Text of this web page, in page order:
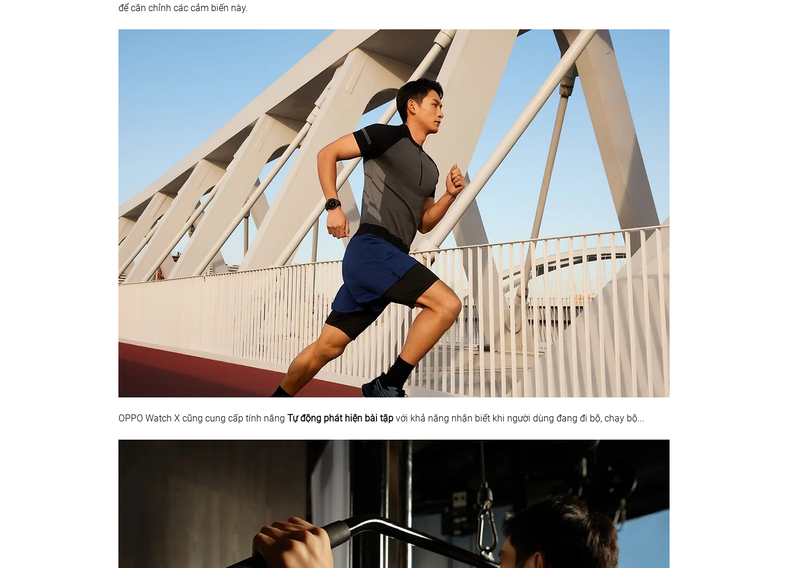
để cân chỉnh các cảm biến này.
OPPO Watch X cũng cung cấp tính năng Tự động phát hiện bài tập với khả năng nhận biết khi người dùng đang đi bộ, chạy bộ...